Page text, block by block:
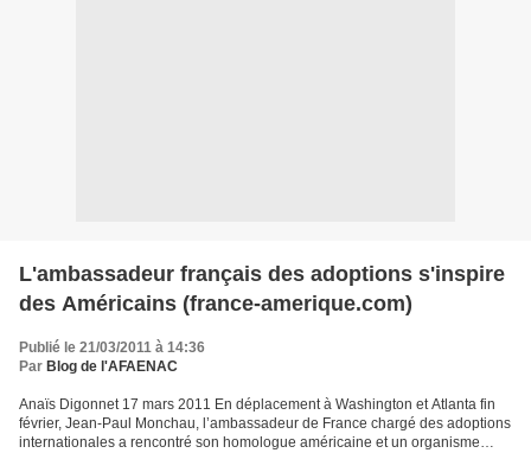
L'ambassadeur français des adoptions s'inspire
des Américains (france-amerique.com)
Publié le 21/03/2011 à 14:36
Par Blog de l'AFAENAC
Anaïs Digonnet 17 mars 2011 En déplacement à Washington et Atlanta fin
février, Jean-Paul Monchau, l’ambassadeur de France chargé des adoptions
internationales a rencontré son homologue américaine et un organisme